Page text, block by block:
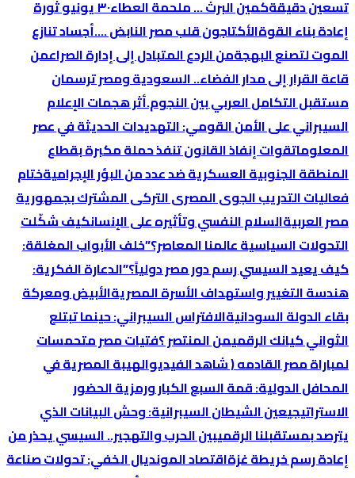
تسعين دقيقةكمين البرث … ملحمة العطاء ٣٠ يونيو ثورة
إعادة بناء القوةالأكتاجون قلب مصر النابض ….أجساد تنازع
الموت لتصنع البهجةمن الردع المتبادل إلى إدارة الصراعمن
قاعة القرار إلى مدار الفضاء.. السعودية ومصر ترسمان
مستقبل التكامل العربي بين النجوم.أثر هجمات الإعلام
السيبراني على الأمن القومي: التهديدات الحديثة في عصر
المعلوماتقوات إنفاذ القانون تنفذ حملة مكبرة بقطاع
المنطقة الجنوبية العسكرية ضد عدد من البؤر الإجراميةختام
فعاليات التدريب الجوى المصرى التركى المشترك بجمهورية
مصر العربيةالسلام النفسي وتأثيره على الإنسانكيف شكّلت
التحولات السياسية عالمنا المعاصر؟​”خلف الأبواب المغلقة:
كيف يعيد السيسي رسم دور مصر دولياً؟”الدعارة الفكرية:
هندسة التغيير واستهداف الأسرة المصريةالأبيض ومعركة
بقاء الدولة السودانيةالافتراس السيبراني: حينما تبتلع
الثواني كيانك الرقميمن المنتصر ؟فتيات مصر متحمسات
لمباراة مصر القادمه ( شاهد الفيديوالهيبة المصرية في
المحافل الدولية: قمة السبع الكبار ورمزية الحضور
الاستراتيجيعين الشيطان السيبرانية: وحش البيانات الذي
يترصد بمستقبلنا الرقميبين الحرب والتهجير.. السيسي يحذر من
إعادة رسم خريطة غزةاقتصاد المونديال الخفي: تحولات صناعة